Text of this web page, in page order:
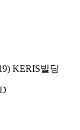
KERIS빌딩